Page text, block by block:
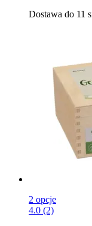
Dostawa do 11
2 opcje
4.0 (2)